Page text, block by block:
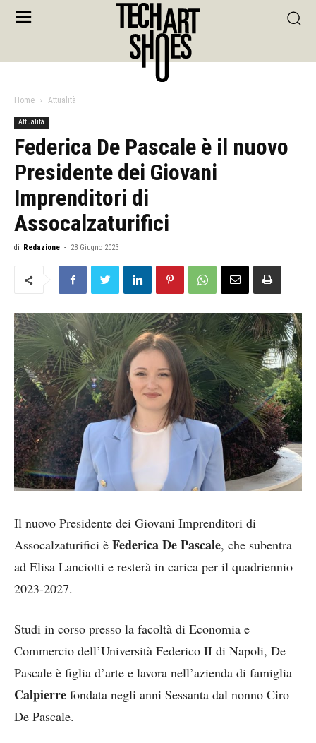
Home Attualità
Attualità
Federica De Pascale è il nuovo
Presidente dei Giovani
Imprenditori di
Assocalzaturifici
di Redazione - 28 Giugno 2023
Il nuovo Presidente dei Giovani Imprenditori di
Assocalzaturifici è Federica De Pascale, che subentra
ad Elisa Lanciotti e resterà in carica per il quadriennio
2023-2027.
Studi in corso presso la facoltà di Economia e
Commercio dell’Università Federico II di Napoli, De
Pascale è figlia d’arte e lavora nell’azienda di famiglia
Calpierre fondata negli anni Sessanta dal nonno Ciro
De Pascale.